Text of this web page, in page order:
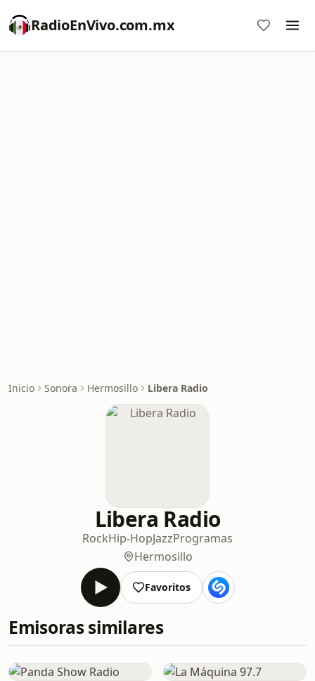
RadioEnVivo.com.mx
Inicio Sonora Hermosillo Libera Radio
Libera Radio
RockHip-HopJazzProgramas
Hermosillo
Favoritos
Emisoras similares